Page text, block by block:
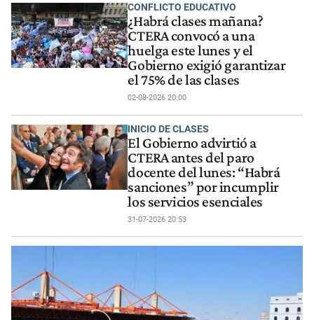
CONFLICTO EDUCATIVO
¿Habrá clases mañana?
CTERA convocó a una
huelga este lunes y el
Gobierno exigió garantizar
el 75% de las clases
02-08-2026 20:00
INICIO DE CLASES
El Gobierno advirtió a
CTERA antes del paro
docente del lunes: “Habrá
sanciones” por incumplir
los servicios esenciales
31-07-2026 20:53